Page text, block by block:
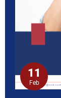
11
Feb